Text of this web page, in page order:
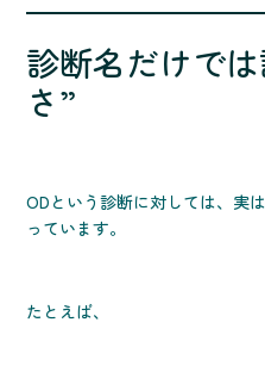
診断名だけで
さ”
ODという診断に対しては、実
っています。
たとえば、